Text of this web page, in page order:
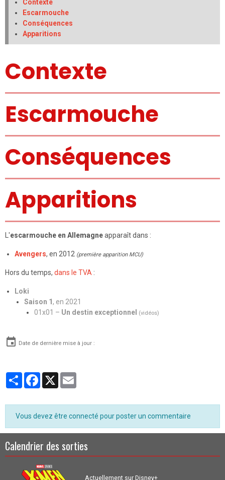
Contexte
Escarmouche
Conséquences
Apparitions
Contexte
Escarmouche
Conséquences
Apparitions
L'escarmouche en Allemagneapparaît dans :
Avengers, en 2012 (première apparition MCU)
Hors du temps, dans le TVA :
Loki
Saison 1, en 2021
01x01 – Un destin exceptionnel (vidéos)
Date de dernière mise à jour :
PartagerFacebook
X
Vous devez être connecté pour poster un commentaire
Calendrier des sorties
Actuellement sur Disney+